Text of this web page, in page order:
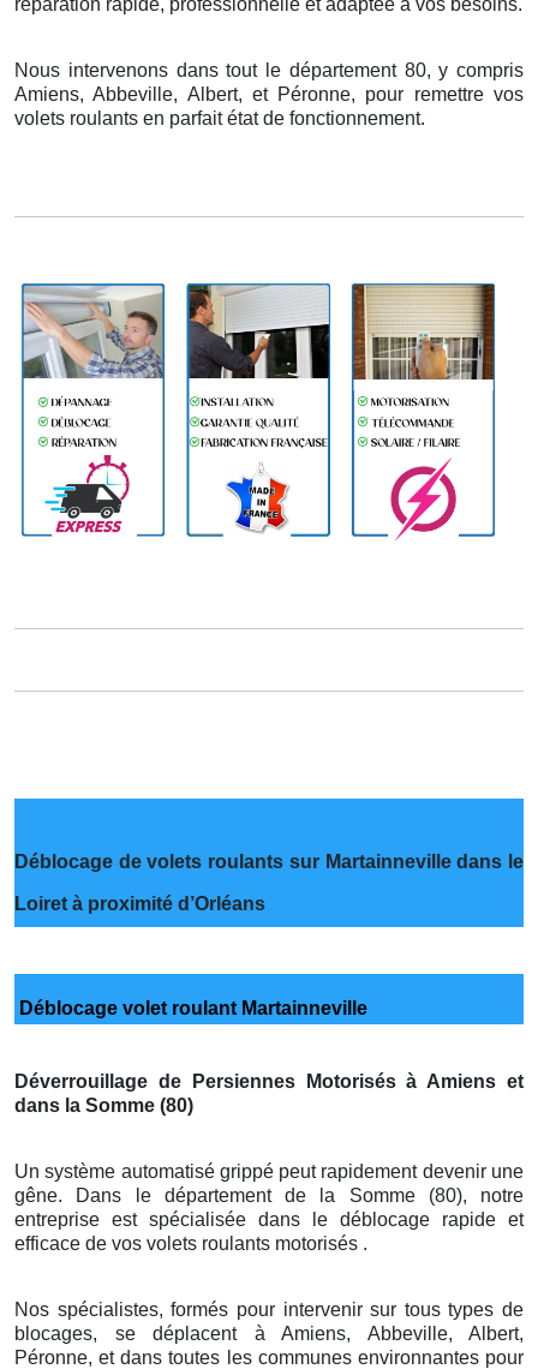
Nous intervenons dans tout le département 80, y compris
Amiens, Abbeville, Albert, et Péronne, pour remettre vos
volets roulants en parfait état de fonctionnement.
Déblocage de volets roulants sur Martainneville dans le
Loiret à proximité d’Orléans
Déblocage volet roulant Martainneville
Déverrouillage de Persiennes Motorisés à Amiens et
dans la Somme (80)
Un système automatisé grippé peut rapidement devenir une
gêne. Dans le département de la Somme (80), notre
entreprise est spécialisée dans le déblocage rapide et
efficace de vos volets roulants motorisés .
Nos spécialistes, formés pour intervenir sur tous types de
blocages, se déplacent à Amiens, Abbeville, Albert,
Péronne, et dans toutes les communes environnantes pour